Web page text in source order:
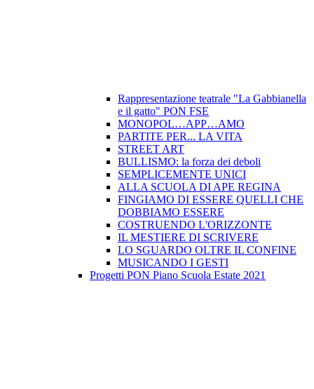
Rappresentazione teatrale "La Gabbianella
e il gatto" PON FSE
MONOPOL…APP…AMO
PARTITE PER... LA VITA
STREET ART
BULLISMO: la forza dei deboli
SEMPLICEMENTE UNICI
ALLA SCUOLA DI APE REGINA
FINGIAMO DI ESSERE QUELLI CHE
DOBBIAMO ESSERE
COSTRUENDO L'ORIZZONTE
IL MESTIERE DI SCRIVERE
LO SGUARDO OLTRE IL CONFINE
MUSICANDO I GESTI
Progetti PON Piano Scuola Estate 2021